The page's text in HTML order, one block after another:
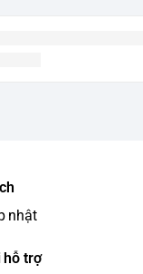
nhật
hỗ trợ